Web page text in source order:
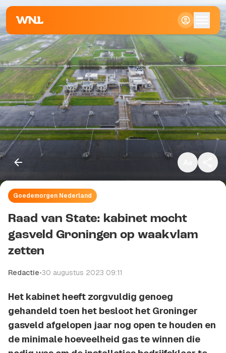
Klein
Standaard
Groot
Goedemorgen Nederland
Raad van State: kabinet mocht
gasveld Groningen op waakvlam
zetten
Redactie•30 augustus 2023 09:11
Het kabinet heeft zorgvuldig genoeg
gehandeld toen het besloot het Groninger
gasveld afgelopen jaar nog open te houden en
de minimale hoeveelheid gas te winnen die